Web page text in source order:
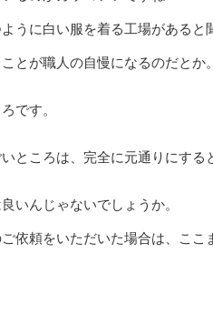
うに白い服を着る工場があると
とが職人の自慢になるのだとか
です。
ところは、完全に元通りにす
いんじゃないでしょうか。
依頼をいただいた場合は、こ